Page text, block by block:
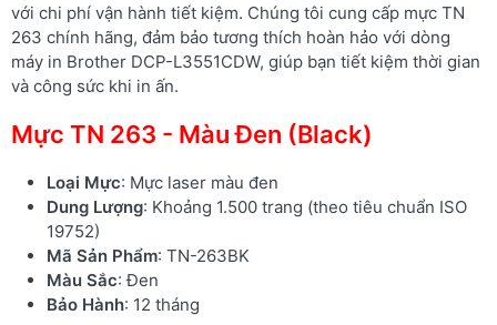
với chi phí vận hành tiết kiệm. Chúng tôi cung cấp mực TN
263 chính hãng, đảm bảo tương thích hoàn hảo với dòng
máy in Brother DCP-L3551CDW, giúp bạn tiết kiệm thời gian
và công sức khi in ấn.
Mực TN 263 - Màu Đen (Black)
Loại Mực: Mực laser màu đen
Dung Lượng: Khoảng 1.500 trang (theo tiêu chuẩn ISO
19752)
Mã Sản Phẩm: TN-263BK
Màu Sắc: Đen
Bảo Hành: 12 tháng